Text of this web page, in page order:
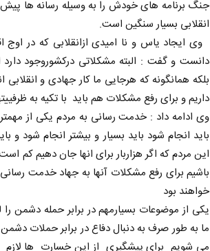
جنگ برنامه های خودش را به وسیله رسانه ها
انقلابی بسیار سنگین است.
وی ایجاد یاس و نا امیدی ازانقلابی که در اوج
دانست و گفت : البته مشکلاتی درکشوروجود
بلکه همانگونه که هرجایی ما کار جهادی و
داریم و برای رفع مشکلات هم باید با تکیه به
وی ادامه داد : خدمت رسانی به مردم یکی از
باید انجام شود باید بسیار و بیشتر انجام شود و
این مردم که اگر هزاربار برای انها جان دهیم کم
باشیم برای رفع مشکلات آنها به جهاد خدمت
خواهند بود
یکی از موضوعات بسیارمهم در برابر حمله دشمن
ما به طور صرف به دنبال دفاع در برابر حملات
می شویم برای پیشگیری از این خسارت ها